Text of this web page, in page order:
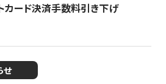
カード決済手数料引き下げ
せ